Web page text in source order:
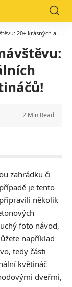
dřevo-betonových květináčů!
2 Min Read
zahrádku či
je tento
několik
foto návod,
například
tedy části
květináč
dveřmi,